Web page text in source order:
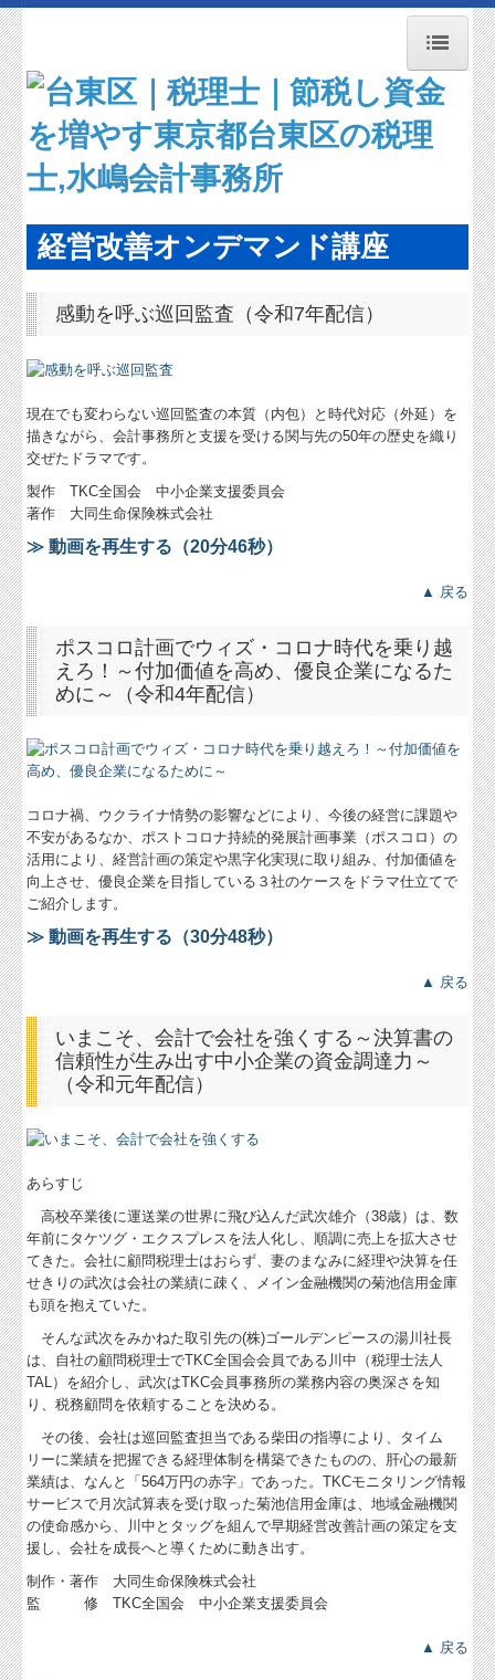
トップページ
お知らせ
事務所紹介
職員紹介
交通案内
業務案内
よくある質問
リンク集
関連リンク
お問合せ
病院・診療所の皆様へ
補助金・助成金・融資情報
関与先向け融資商品ご紹介
経営者お役立ち情報
ウィークリーメール
小冊子プレゼント
【無料】財務分析サービス
しごとの知恵袋
社長メニューASP版
TKCシステムQ&A
経営改善オンデマンド講座
TKCのFinTechサービス
経営改善オンデマンド講座
感動を呼ぶ巡回監査（令和7年配信）
現在でも変わらない巡回監査の本質（内包）と時代対応（外延）を
描きながら、会計事務所と支援を受ける関与先の50年の歴史を織り
交ぜたドラマです。
製作 TKC全国会 中小企業支援委員会
著作 大同生命保険株式会社
≫ 動画を再生する（20分46秒）
▲ 戻る
ポスコロ計画でウィズ・コロナ時代を乗り越
えろ！～付加価値を高め、優良企業になるた
めに～（令和4年配信）
コロナ禍、ウクライナ情勢の影響などにより、今後の経営に課題や
不安があるなか、ポストコロナ持続的発展計画事業（ポスコロ）の
活用により、経営計画の策定や黒字化実現に取り組み、付加価値を
向上させ、優良企業を目指している３社のケースをドラマ仕立てで
ご紹介します。
≫ 動画を再生する（30分48秒）
▲ 戻る
いまこそ、会計で会社を強くする～決算書の
信頼性が生み出す中小企業の資金調達力～
（令和元年配信）
あらすじ
高校卒業後に運送業の世界に飛び込んだ武次雄介（38歳）は、数
年前にタケツグ・エクスプレスを法人化し、順調に売上を拡大させ
てきた。会社に顧問税理士はおらず、妻のまなみに経理や決算を任
せきりの武次は会社の業績に疎く、メイン金融機関の菊池信用金庫
も頭を抱えていた。
そんな武次をみかねた取引先の(株)ゴールデンピースの湯川社長
は、自社の顧問税理士でTKC全国会会員である川中（税理士法人
TAL）を紹介し、武次はTKC会員事務所の業務内容の奥深さを知
り、税務顧問を依頼することを決める。
その後、会社は巡回監査担当である柴田の指導により、タイム
リーに業績を把握できる経理体制を構築できたものの、肝心の最新
業績は、なんと「564万円の赤字」であった。TKCモニタリング情報
サービスで月次試算表を受け取った菊池信用金庫は、地域金融機関
の使命感から、川中とタッグを組んで早期経営改善計画の策定を支
援し、会社を成長へと導くために動き出す。
制作・著作 大同生命保険株式会社
監 修 TKC全国会 中小企業支援委員会
▲ 戻る